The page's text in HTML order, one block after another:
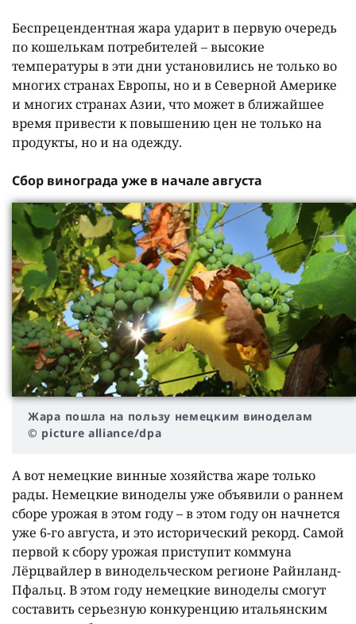
Беспрецендентная жара ударит в первую очередь
по кошелькам потребителей – высокие
температуры в эти дни установились не только во
многих странах Европы, но и в Северной Америке
и многих странах Азии, что может в ближайшее
время привести к повышению цен не только на
продукты, но и на одежду.
Сбор винограда уже в начале августа
Жара пошла на пользу немецким виноделам
© picture alliance/dpa
А вот немецкие винные хозяйства жаре только
рады. Немецкие виноделы уже объявили о раннем
сборе урожая в этом году – в этом году он начнется
уже 6-го августа, и это исторический рекорд. Самой
первой к сбору урожая приступит коммуна
Лёрцвайлер в винодельческом регионе Райнланд-
Пфальц. В этом году немецкие виноделы смогут
составить серьезную конкуренцию итальянским